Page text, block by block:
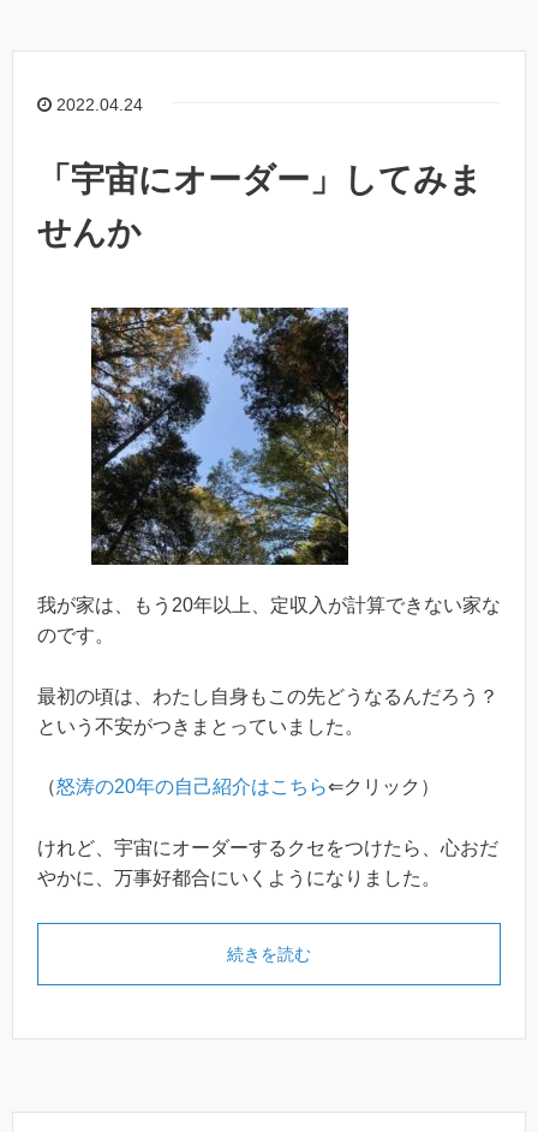
2022.04.24
「宇宙にオーダー」してみま
せんか
我が家は、もう20年以上、定収入が計算できない家な
のです。
最初の頃は、わたし自身もこの先どうなるんだろう？
という不安がつきまとっていました。
（怒涛の20年の自己紹介はこちら⇐クリック）
けれど、宇宙にオーダーするクセをつけたら、心おだ
やかに、万事好都合にいくようになりました。
続きを読む